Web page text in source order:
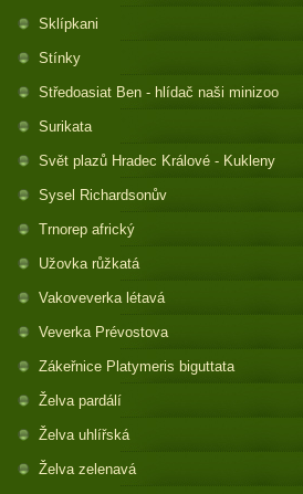
Sklípkani
Stínky
Středoasiat Ben - hlídač naši minizoo
Surikata
Svět plazů Hradec Králové - Kukleny
Sysel Richardsonův
Trnorep africký
Užovka růžkatá
Vakoveverka létavá
Veverka Prévostova
Zákeřnice Platymeris biguttata
Želva pardálí
Želva uhlířská
Želva zelenavá